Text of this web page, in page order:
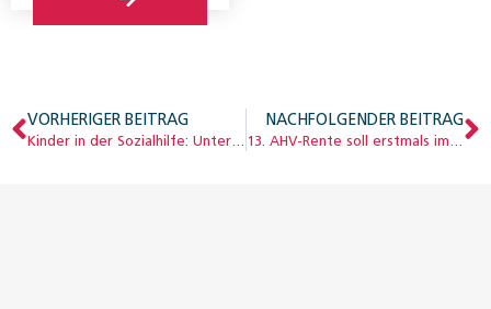
VORHERIGER BEITRAG
Kinder in der Sozialhilfe: Unterstützung mangelhaft
NACHFOLGENDER BEITRAG
13. AHV-Rente soll erstmals im Dezember 2026 bezahlt werden